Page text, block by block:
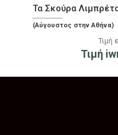
Τα Σκούρα
(Αύγουστος στην Αθήνα)
Τιμή
Τιμή